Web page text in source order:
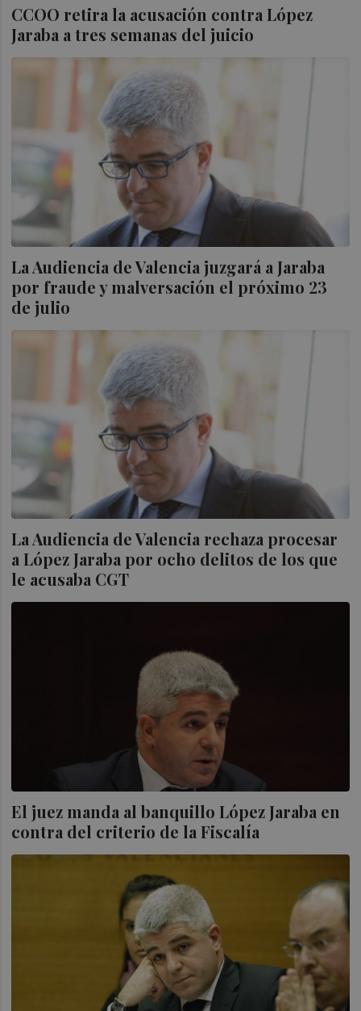
CCOO retira la acusación contra López
Jaraba a tres semanas del juicio
La Audiencia de Valencia juzgará a Jaraba
por fraude y malversación el próximo 23
de julio
La Audiencia de Valencia rechaza procesar
a López Jaraba por ocho delitos de los que
le acusaba CGT
El juez manda al banquillo López Jaraba en
contra del criterio de la Fiscalía